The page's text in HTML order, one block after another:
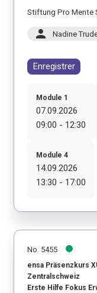
Stiftung Pro Mente
person Nadine
Enregistrer
Module 1
07.09.2026
09:00 - 12:30
Module 4
14.09.2026
13:30 - 17:00
No. 5455
ensa Präsenzkurs
Zentralschweiz
Erste Hilfe Fokus